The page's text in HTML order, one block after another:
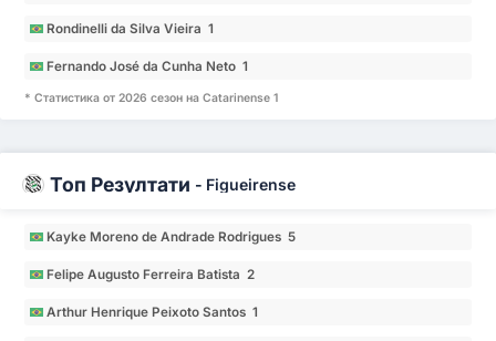
Rondinelli da Silva Vieira 1
Fernando José da Cunha Neto 1
* Статистика от 2026 сезон на Catarinense 1
Топ Резултати - Figueirense
Kayke Moreno de Andrade Rodrigues 5
Felipe Augusto Ferreira Batista 2
Arthur Henrique Peixoto Santos 1